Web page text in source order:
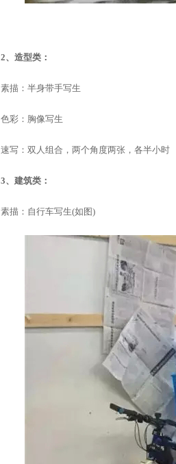
2、造型类：
素描：半身带手写生
色彩：胸像写生
速写：双人组合，两个角度两张，各半小时
3、建筑类：
素描：自行车写生(如图)